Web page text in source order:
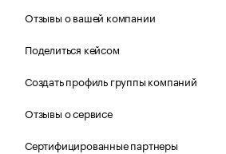
Отзывы о вашей компании
Поделиться кейсом
Создать профиль группы компаний
Отзывы о сервисе
Сертифицированные партнеры